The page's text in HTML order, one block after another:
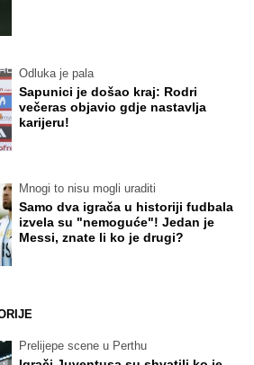
Odluka je pala
Sapunici je došao kraj: Rodri
večeras objavio gdje nastavlja
karijeru!
Mnogi to nisu mogli uraditi
Samo dva igrača u historiji fudbala
izvela su "nemoguće"! Jedan je
Messi, znate li ko je drugi?
Prelijepe scene u Perthu